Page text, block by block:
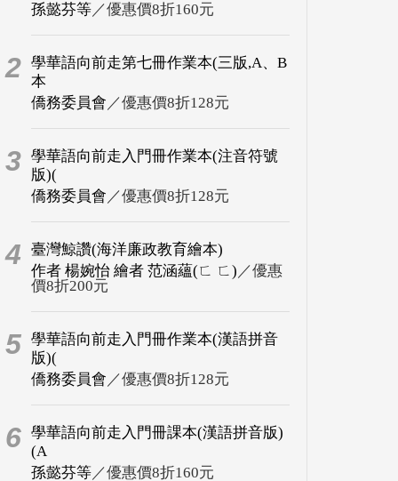
孫懿芬等／優惠價8折160元
2 學華語向前走第七冊作業本(三版,A、B
本
僑務委員會 ／優惠價8折128元
3 學華語向前走入門冊作業本(注音符號
版)(
僑務委員會 ／優惠價8折128元
4
臺灣鯨讚(海洋廉政教育繪本)
作者 楊婉怡 繪者 范涵蘊(ㄈ ㄈ) ／優惠
價8折200元
5 學華語向前走入門冊作業本(漢語拼音
版)(
僑務委員會 ／優惠價8折128元
6 學華語向前走入門冊課本(漢語拼音版)
(A
孫懿芬等／優惠價8折160元